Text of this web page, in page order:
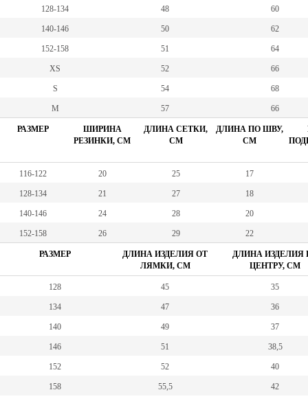
128-134 48 60
140-146 50 62
152-158 51 64
XS 52 66
S 54 68
M 57 66
РАЗМЕР
ШИРИНА
РЕЗИНКИ, СМ
ДЛИНА СЕТКИ,
СМ
ДЛИНА ПО ШВУ,
СМ
116-122 20 25 17
128-134 21 27 18
140-146 24 28 20
152-158 26 29 22
РАЗМЕР
ДЛИНА ИЗДЕЛИЯ ОТ
ЛЯМКИ, СМ
ДЛИНА ИЗДЕЛИЯ
ЦЕНТРУ, СМ
128 45 35
134 47 36
140 49 37
146 51 38,5
152 52 40
158 55,5 42